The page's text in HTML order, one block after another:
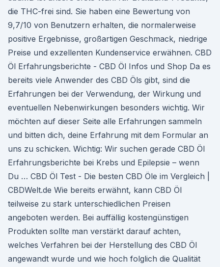
die THC-frei sind. Sie haben eine Bewertung von
9,7/10 von Benutzern erhalten, die normalerweise
positive Ergebnisse, großartigen Geschmack, niedrige
Preise und exzellenten Kundenservice erwähnen. CBD
Öl Erfahrungsberichte - CBD Öl Infos und Shop Da es
bereits viele Anwender des CBD Öls gibt, sind die
Erfahrungen bei der Verwendung, der Wirkung und
eventuellen Nebenwirkungen besonders wichtig. Wir
möchten auf dieser Seite alle Erfahrungen sammeln
und bitten dich, deine Erfahrung mit dem Formular an
uns zu schicken. Wichtig: Wir suchen gerade CBD Öl
Erfahrungsberichte bei Krebs und Epilepsie – wenn
Du … CBD Öl Test - Die besten CBD Öle im Vergleich |
CBDWelt.de Wie bereits erwähnt, kann CBD Öl
teilweise zu stark unterschiedlichen Preisen
angeboten werden. Bei auffällig kostengünstigen
Produkten sollte man verstärkt darauf achten,
welches Verfahren bei der Herstellung des CBD Öl
angewandt wurde und wie hoch folglich die Qualität